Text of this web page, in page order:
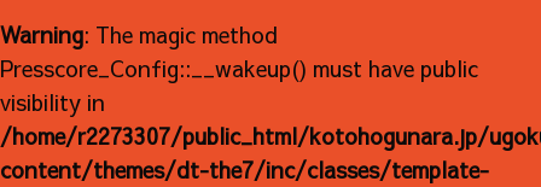
Warning: The magic method
Presscore_Config::__wakeup() must have public
visibility in
/home/r2273307/public_html/kotohogunara.jp/
content/themes/dt-the7/inc/classes/template-